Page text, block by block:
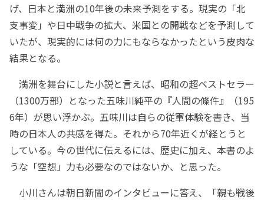
げ、日本と満洲の10年後の未来予測をする。現実の「北
支事変」や日中戦争の拡大、米国との開戦などを予測して
いたが、現実的には何の力にもならなかったという皮肉な
結果となる。
満洲を舞台にした小説と言えば、昭和の超ベストセラー
（1300万部）となった五味川純平の『人間の條件』（195
6年）が思い浮かぶ。五味川は自らの従軍体験を書き、当
時の日本人の共感を得た。それから70年近くが経とうと
している。今の世代に伝えるには、歴史に加え、本書のよ
うな「空想」力も必要なのではないか、と思った。
小川さんは朝日新聞のインタビューに答え、「親も戦後